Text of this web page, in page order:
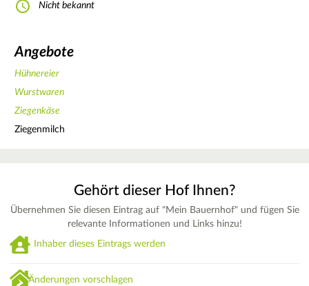
Nicht bekannt
Angebote
Hühnereier
Wurstwaren
Ziegenkäse
Ziegenmilch
Gehört dieser Hof Ihnen?
Übernehmen Sie diesen Eintrag auf "Mein Bauernhof" und fügen Sie
relevante Informationen und Links hinzu!
Inhaber dieses Eintrags werden
Änderungen vorschlagen